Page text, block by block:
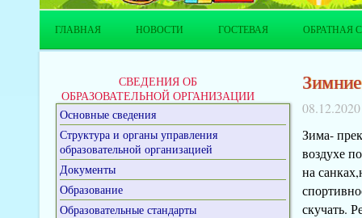
ГЛАВНАЯ НОВОСТИ ГОСТЕВАЯ ОБРАТНАЯ
СВЕДЕНИЯ ОБ
ОБРАЗОВАТЕЛЬНОЙ ОРГАНИЗАЦИИ
Основные сведения
Структура и органы управления
образовательной организацией
Документы
Образование
Образовательные стандарты
08.12.2020
Зима-
воздухе
на
скучать.